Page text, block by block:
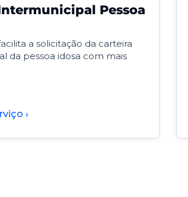
Pessoa
a solicitação da carteira
da pessoa idosa com mais
›